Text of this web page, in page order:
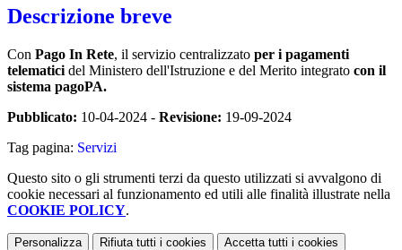
Descrizione breve
Con Pago In Rete, il servizio centralizzato per i pagamenti
telematici del Ministero dell'Istruzione e del Merito integrato con il
sistema pagoPA.
Pubblicato: 10-04-2024 - Revisione: 19-09-2024
Tag pagina: Servizi
Questo sito o gli strumenti terzi da questo utilizzati si avvalgono di
cookie necessari al funzionamento ed utili alle finalità illustrate nella
COOKIE POLICY.
Personalizza Rifiuta tutti i cookies Accetta tutti i cookies